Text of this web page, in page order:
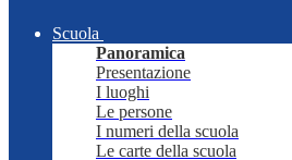
Scuola
Panoramica
Presentazione
I luoghi
Le persone
I numeri della scuola
Le carte della scuola